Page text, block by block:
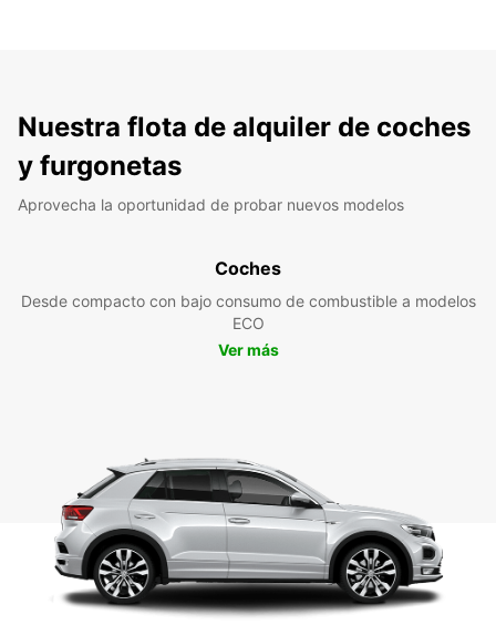
Nuestra flota de alquiler de coches
y furgonetas
Aprovecha la oportunidad de probar nuevos modelos
Coches
Desde compacto con bajo consumo de combustible a modelos
ECO
Ver más